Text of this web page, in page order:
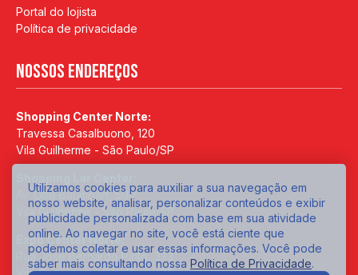
Portal do lojista
Política de privacidade
Nossos endereços
Shopping Center Norte:
Travessa Casalbuono, 120
Vila Guilherme - São Paulo/SP
Av. Otto Baumgart, 500
Vila Guilherme - São Paulo/SP
Expo Center Norte:
Rua José Bernardo Pinto, 333
Utilizamos cookies para auxiliar a sua navegação em
nosso website, analisar, personalizar conteúdos e exibir
publicidade personalizada com base em sua atividade
online. Ao navegar no site, você está ciente que
podemos coletar e usar essas informações. Você pode
saber mais consultando nossa Política de Privacidade.